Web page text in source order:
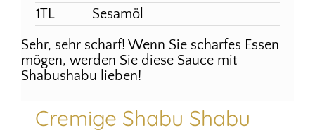
1TL
Sesamöl
Sehr, sehr scharf! Wenn Sie scharfes Essen
mögen, werden Sie diese Sauce mit
Shabushabu lieben!
Cremige Shabu Shabu